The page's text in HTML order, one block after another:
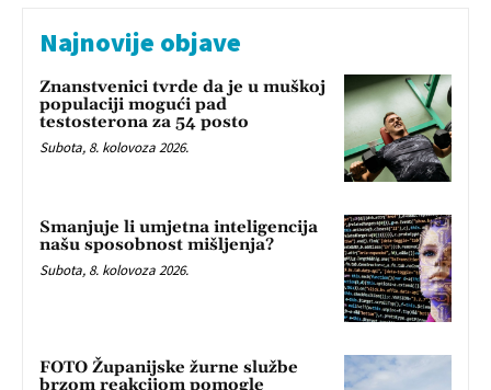
Najnovije objave
Znanstvenici tvrde da je u muškoj
populaciji mogući pad
testosterona za 54 posto
Subota, 8. kolovoza 2026.
Smanjuje li umjetna inteligencija
našu sposobnost mišljenja?
Subota, 8. kolovoza 2026.
FOTO Županijske žurne službe
brzom reakcijom pomogle